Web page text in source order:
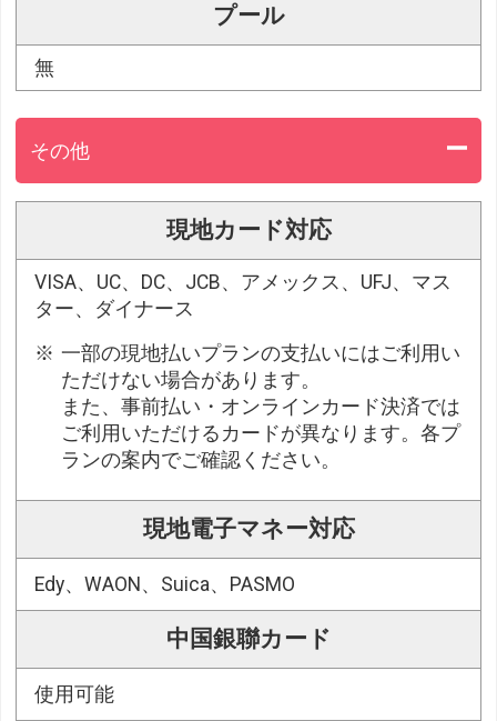
プール
無
その他
現地カード対応
VISA、UC、DC、JCB、アメックス、UFJ、マス
ター、ダイナース
一部の現地払いプランの支払いにはご利用い
ただけない場合があります。
また、事前払い・オンラインカード決済では
ご利用いただけるカードが異なります。各プ
ランの案内でご確認ください。
現地電子マネー対応
Edy、WAON、Suica、PASMO
中国銀聯カード
使用可能